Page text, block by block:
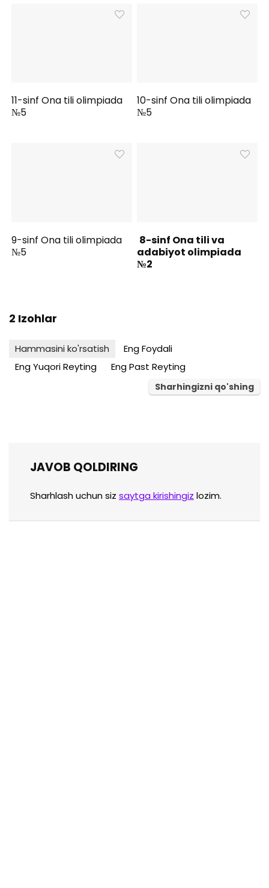
11-sinf Ona tili olimpiada
№5
10-sinf Ona tili olimpiada
№5
9-sinf Ona tili olimpiada
№5
8-sinf Ona tili va
adabiyot olimpiada
№2
2 Izohlar
Hammasini ko'rsatish
Eng Foydali
Eng Yuqori Reyting
Eng Past Reyting
Sharhingizni qo'shing
JAVOB QOLDIRING
Sharhlash uchun siz saytga kirishingiz lozim.